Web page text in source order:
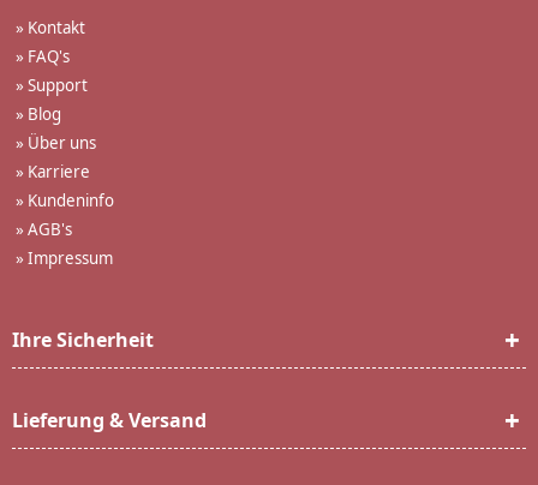
» Kontakt
» FAQ's
» Support
» Blog
» Über uns
» Karriere
» Kundeninfo
» AGB's
» Impressum
Ihre Sicherheit
Lieferung & Versand